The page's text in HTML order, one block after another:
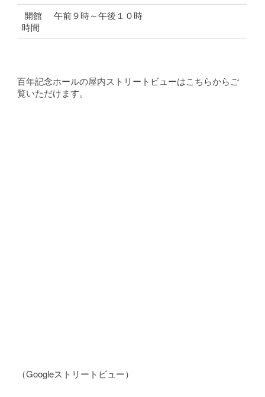
開館
時間
午前９時～午後１０時
百年記念ホールの屋内ストリートビューはこちらからご
覧いただけます。
（Googleストリートビュー）